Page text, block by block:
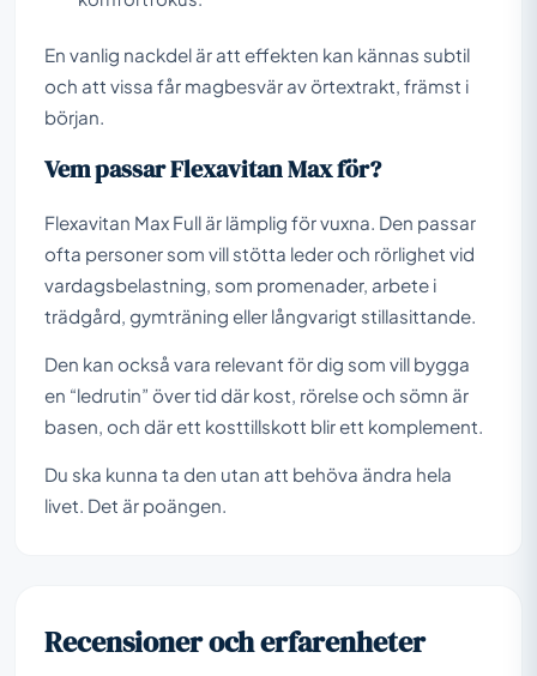
En vanlig nackdel är att effekten kan kännas subtil
och att vissa får magbesvär av örtextrakt, främst i
början.
Vem passar Flexavitan Max för?
Flexavitan Max Full är lämplig för vuxna. Den passar
ofta personer som vill stötta leder och rörlighet vid
vardagsbelastning, som promenader, arbete i
trädgård, gymträning eller långvarigt stillasittande.
Den kan också vara relevant för dig som vill bygga
en “ledrutin” över tid där kost, rörelse och sömn är
basen, och där ett kosttillskott blir ett komplement.
Du ska kunna ta den utan att behöva ändra hela
livet. Det är poängen.
Recensioner och erfarenheter